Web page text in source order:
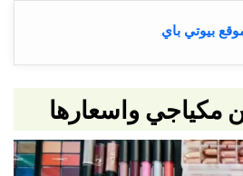
بيوتي باي
مكياجي واسعارها